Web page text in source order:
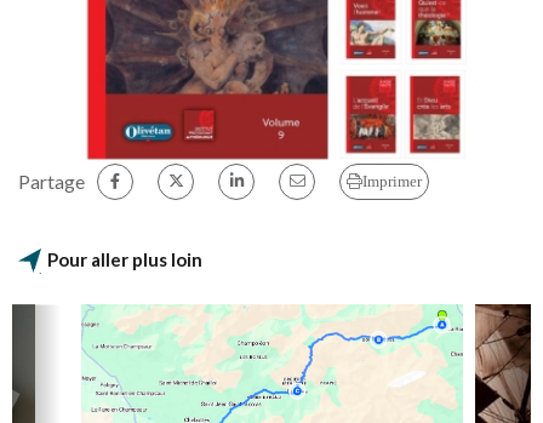
Partage Imprimer
Pour aller plus loin